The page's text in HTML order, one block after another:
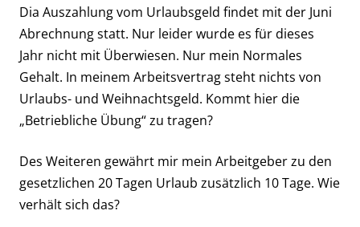
Dia Auszahlung vom Urlaubsgeld findet mit der Juni
Abrechnung statt. Nur leider wurde es für dieses
Jahr nicht mit Überwiesen. Nur mein Normales
Gehalt. In meinem Arbeitsvertrag steht nichts von
Urlaubs- und Weihnachtsgeld. Kommt hier die
„Betriebliche Übung“ zu tragen?
Des Weiteren gewährt mir mein Arbeitgeber zu den
gesetzlichen 20 Tagen Urlaub zusätzlich 10 Tage. Wie
verhält sich das?